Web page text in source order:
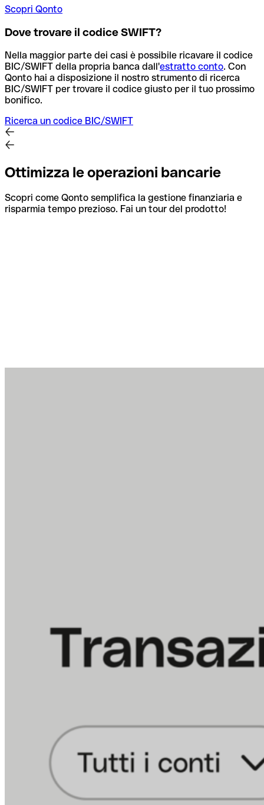
Scopri Qonto
Dove trovare il codice SWIFT?
Nella maggior parte dei casi è possibile ricavare il codice
BIC/SWIFT della propria banca dall'estratto conto. Con
Qonto hai a disposizione il nostro strumento di ricerca
BIC/SWIFT per trovare il codice giusto per il tuo prossimo
bonifico.
Ricerca un codice BIC/SWIFT
Ottimizza le operazioni bancarie
Scopri come Qonto semplifica la gestione finanziaria e
risparmia tempo prezioso. Fai un tour del prodotto!